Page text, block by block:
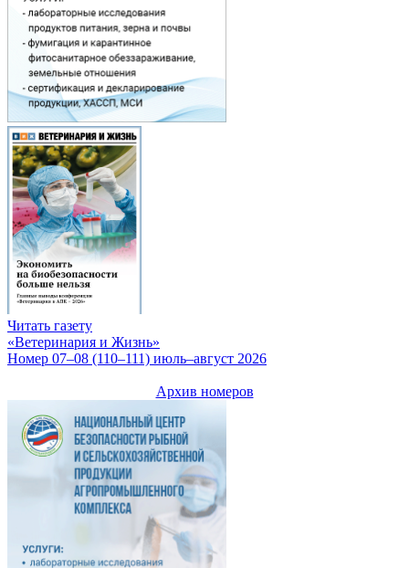
Читать газету
«Ветеринария и Жизнь»
Номер 07–08 (110–111) июль–август 2026
Архив номеров